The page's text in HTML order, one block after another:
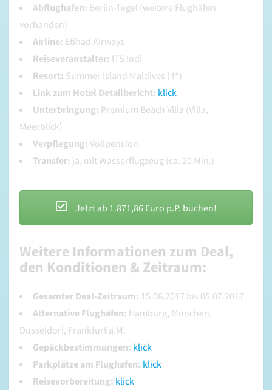
Abflughafen: Berlin-Tegel (weitere Flughäfen
vorhanden)
Airline: Etihad Airways
Reiseveranstalter: ITS Indi
Resort: Summer Island Maldives (4*)
Link zum Hotel Detailbericht: klick
Unterbringung: Premium Beach Villa (Villa,
Meerblick)
Verpflegung: Vollpension
Transfer: ja, mit Wasserflugzeug (ca. 20 Min.)
Jetzt ab 1.871,86 Euro p.P. buchen!
Weitere Informationen zum Deal,
den Konditionen & Zeitraum:
Gesamter Deal-Zeitraum: 15.06.2017 bis 05.07.2017
Alternative Flughäfen: Hamburg, München,
Düsseldorf, Frankfurt a.M.
Gepäckbestimmungen: klick
Parkplätze am Flughafen: klick
Reisevorbereitung: klick